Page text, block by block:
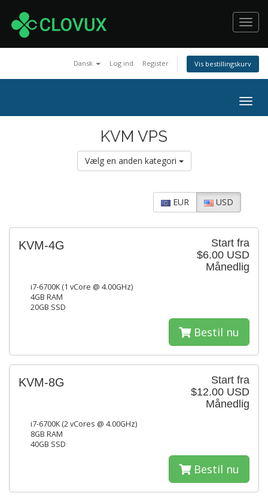
Dansk Log ind Register Vis bestillingskurv
KVM VPS
Vælg en anden kategori
EUR USD
Start fra
$6.00 USD
Månedlig
KVM-4G
i7-6700K (1 vCore @ 4.00GHz)
4GB RAM
20GB SSD
Bestil nu
Start fra
$12.00 USD
Månedlig
KVM-8G
i7-6700K (2 vCores @ 4.00GHz)
8GB RAM
40GB SSD
Bestil nu